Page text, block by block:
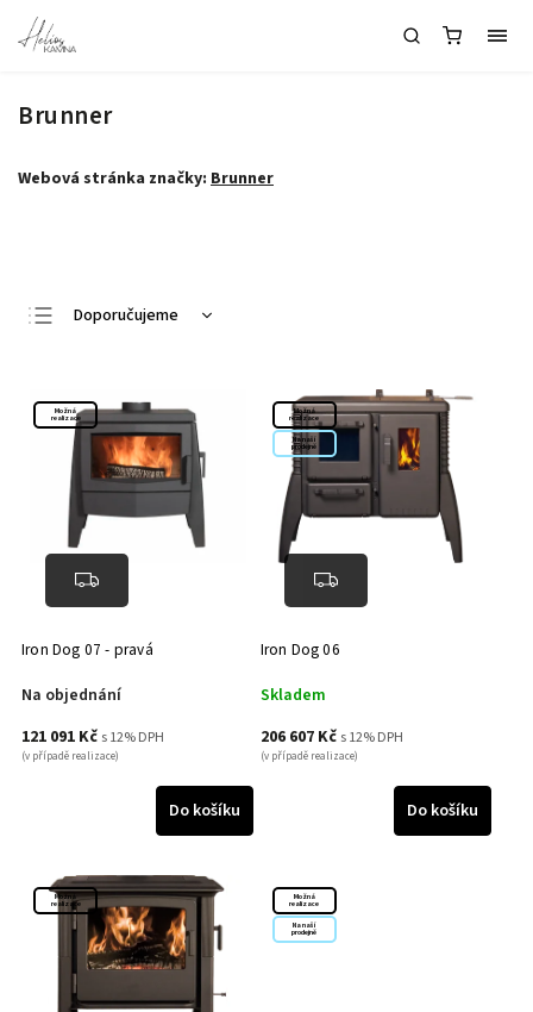
Brunner
Webová stránka značky: Brunner
Doporučujeme
Nejprodávanější
Abecedně
Možná
realizace
Iron Dog 07 - pravá
Na objednání
121 091 Kč s 12% DPH
(v případě realizace)
Do košíku
Možná
realizace
Na naší
prodejně
Iron Dog 06
Skladem
206 607 Kč s 12% DPH
(v případě realizace)
Do košíku
Možná
realizace
Možná
realizace
Na naší
prodejně